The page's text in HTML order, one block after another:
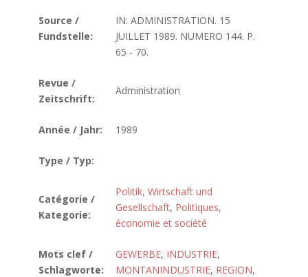
Source /
Fundstelle:
IN: ADMINISTRATION. 15
JUILLET 1989. NUMERO 144. P.
65 - 70.
Revue /
Zeitschrift:
Administration
Année / Jahr: 1989
Type / Typ:
Catégorie /
Kategorie:
Politik, Wirtschaft und
Gesellschaft, Politiques,
économie et société
Mots clef /
Schlagworte:
GEWERBE, INDUSTRIE,
MONTANINDUSTRIE, REGION,